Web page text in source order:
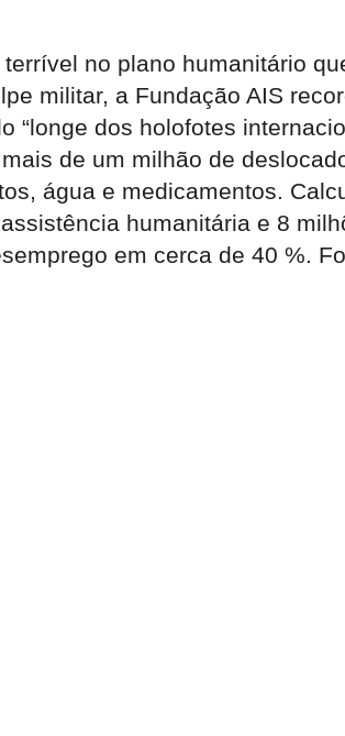
no plano humanitário
militar, a Fundação AIS
dos holofotes
de um milhão de
água e medicamentos.
humanitária e 8
em cerca de 40 %.